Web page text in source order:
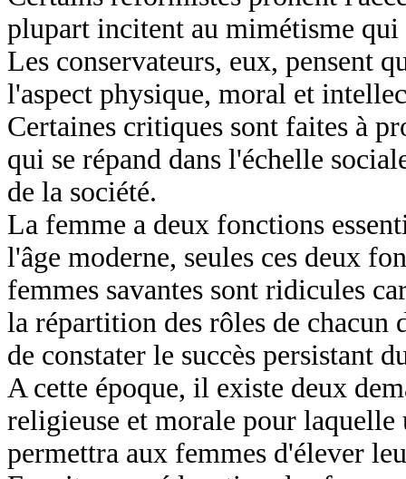
plupart incitent au mimétisme
Les conservateurs, eux, pensent
l'aspect physique, moral et
Certaines critiques sont faites à
qui se répand dans l'échelle
de la société.
La femme a deux fonctions
l'âge moderne, seules ces deux
femmes savantes sont ridicules
la répartition des rôles de chacun
de constater le succès persistant
A cette époque, il existe deux
religieuse et morale pour
permettra aux femmes d'élever